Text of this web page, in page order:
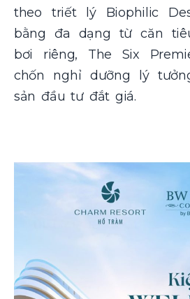
theo triết lý Biophilic
bằng đa dạng từ căn
bơi riêng, The Six
chốn nghỉ dưỡng lý
sản đầu tư đắt giá.